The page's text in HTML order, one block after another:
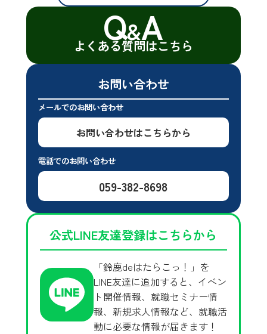
お問い合わせ
メールでのお問い合わせ
お問い合わせはこちらから
電話でのお問い合わせ
059-382-8698
公式LINE友達登録はこちらから
「鈴鹿deはたらこっ！」を
LINE友達に追加すると、イベン
ト開催情報、就職セミナー情
報、新規求人情報など、就職活
動に必要な情報が届きます！
Q&A
よくある質問はこちら